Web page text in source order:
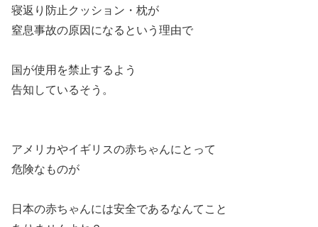
寝返り防止クッション・枕が
窒息事故の原因になるという理由で
国が使用を禁止するよう
告知しているそう。
アメリカやイギリスの赤ちゃんにとって
危険なものが
日本の赤ちゃんには安全であるなんてこと